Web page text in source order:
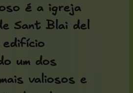
é a igreja
Sant Blai del
edifício
um dos
valiosos e